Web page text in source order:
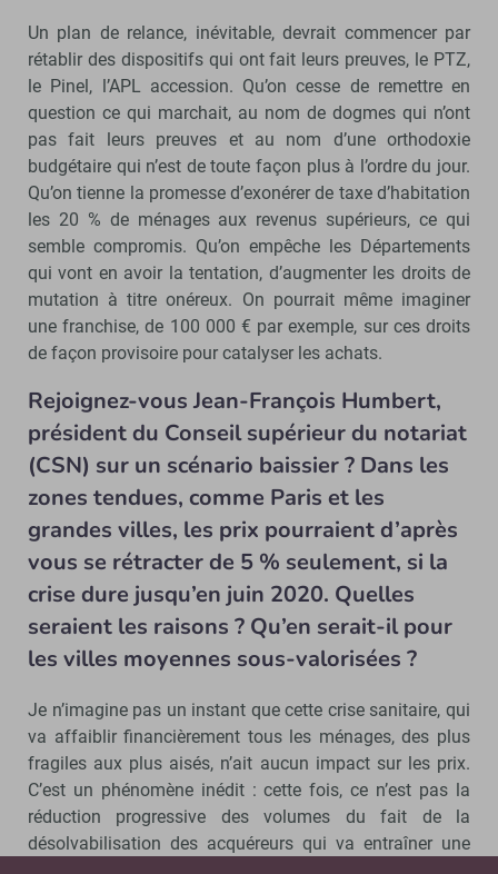
Un plan de relance, inévitable, devrait commencer par
rétablir des dispositifs qui ont fait leurs preuves, le PTZ,
le Pinel, l’APL accession. Qu’on cesse de remettre en
question ce qui marchait, au nom de dogmes qui n’ont
pas fait leurs preuves et au nom d’une orthodoxie
budgétaire qui n’est de toute façon plus à l’ordre du jour.
Qu’on tienne la promesse d’exonérer de taxe d’habitation
les 20 % de ménages aux revenus supérieurs, ce qui
semble compromis. Qu’on empêche les Départements
qui vont en avoir la tentation, d’augmenter les droits de
mutation à titre onéreux. On pourrait même imaginer
une franchise, de 100 000 € par exemple, sur ces droits
de façon provisoire pour catalyser les achats.
Rejoignez-vous Jean-François Humbert,
président du Conseil supérieur du notariat
(CSN) sur un scénario baissier ? Dans les
zones tendues, comme Paris et les
grandes villes, les prix pourraient d’après
vous se rétracter de 5 % seulement, si la
crise dure jusqu’en juin 2020. Quelles
seraient les raisons ? Qu’en serait-il pour
les villes moyennes sous-valorisées ?
Je n’imagine pas un instant que cette crise sanitaire, qui
va affaiblir financièrement tous les ménages, des plus
fragiles aux plus aisés, n’ait aucun impact sur les prix.
C’est un phénomène inédit : cette fois, ce n’est pas la
réduction progressive des volumes du fait de la
désolvabilisation des acquéreurs qui va entraîner une